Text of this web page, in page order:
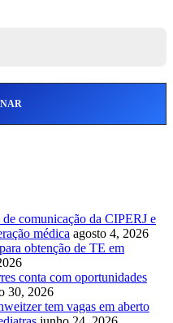
comunicação da CIPERJ e
médica agosto 4, 2026
obtenção de TE em
conta com oportunidades
30, 2026
tem vagas em aberto